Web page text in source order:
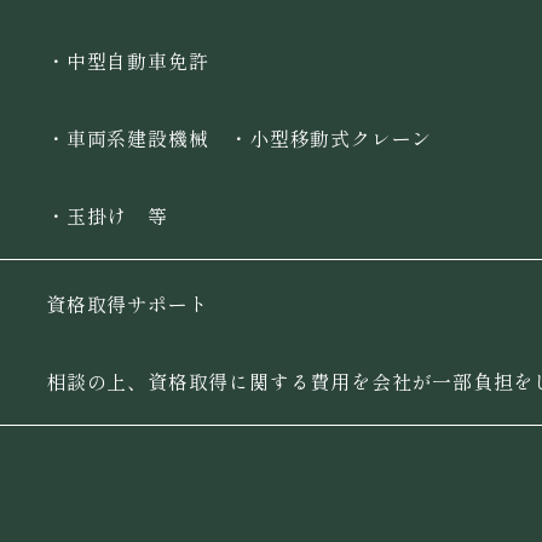
・中型自動車免許
・車両系建設機械 ・小型移動式クレーン
・玉掛け 等
資格取得サポート
相談の上、資格取得に関する費用を会社が一部負担を